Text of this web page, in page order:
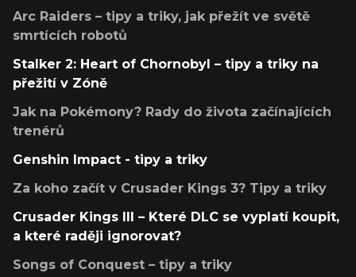
Arc Raiders – tipy a triky, jak přežít ve světě
smrtících robotů
Stalker 2: Heart of Chornobyl – tipy a triky na
přežití v Zóně
Jak na Pokémony? Rady do života začínajících
trenérů
Genshin Impact - tipy a triky
Za koho začít v Crusader Kings 3? Tipy a triky
Crusader Kings III – Které DLC se vyplatí koupit,
a které raději ignorovat?
Songs of Conquest – tipy a triky